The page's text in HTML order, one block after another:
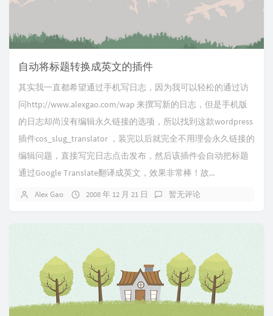
自动将标题转换成英文的插件
其实我一直都希望通过手机写日志，因为我可以轻松的通过访
问http://www.alexgao.com/wap 来撰写新的日志，但是手机版
的日志却尚没有编辑永久链接的选项，所以找到这款wordpress
插件cos_slug_translator ，装完以后就完全不用理会永久链接的
编辑问题，直接写完日志点击发布，然后该插件会自动把标题
通过Google Translate翻译成英文，效果非常棒！故...
Alex Gao 2008 年 12 月 21 日 暂无评论